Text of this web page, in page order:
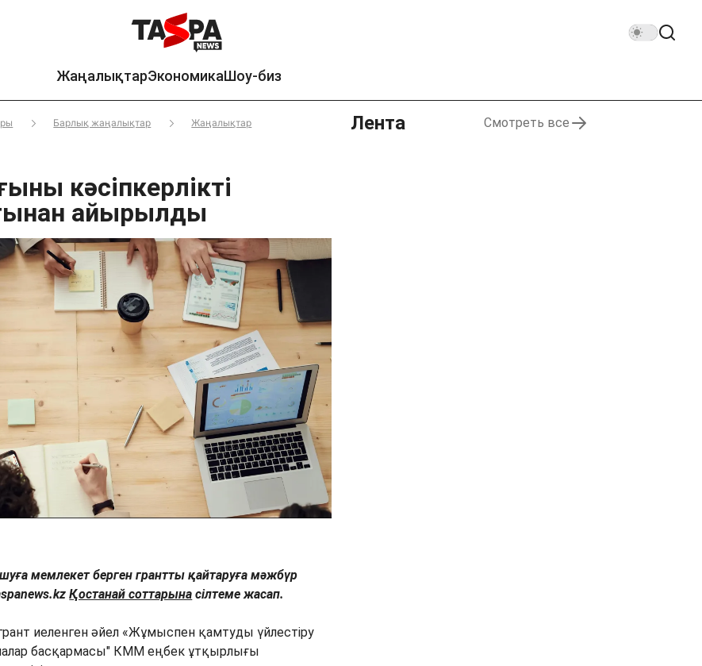
ЖаңалықтарЭкономикаШоу-биз
Барлық жаңалықтар Жаңалықтар
кәсіпкерлікті
айырылды
мемлекет берген грантты қайтаруға мәжбүр
Қостанай соттарына сілтеме жасап.
иеленген әйел «Жұмыспен қамтуды үйлестіру
басқармасы" КММ еңбек ұтқырлығы
Лента Смотреть все